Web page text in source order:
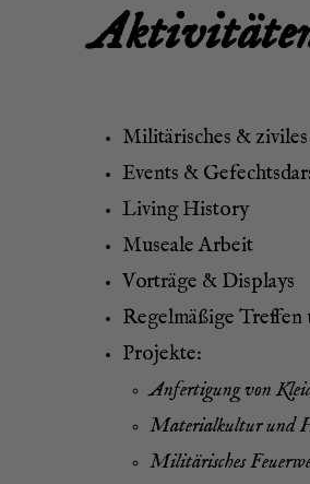
Mili­tä­ri­sches & zivi­les
Events &
Living Histo­ry
Musea­le Arbeit
Vor­trä­ge & Displays
Regel­mä­ßi­ge Tref­fen
Pro­jek­te:
Anfer­ti­gung von
Mate­ri­al­kul­tur und
Mili­tä­ri­sches